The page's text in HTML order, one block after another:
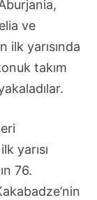
ve
ilk yarısında
takım
yarısı
76.